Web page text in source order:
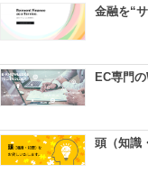
金融を“
EC専門
頭（知識